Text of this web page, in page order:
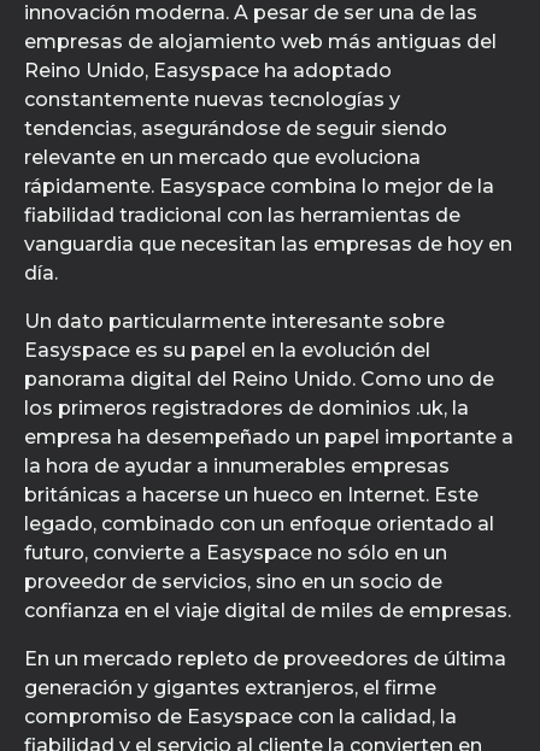
innovación moderna. A pesar de ser una de las
empresas de alojamiento web más antiguas del
Reino Unido, Easyspace ha adoptado
constantemente nuevas tecnologías y
tendencias, asegurándose de seguir siendo
relevante en un mercado que evoluciona
rápidamente. Easyspace combina lo mejor de la
fiabilidad tradicional con las herramientas de
vanguardia que necesitan las empresas de hoy en
día.
Un dato particularmente interesante sobre
Easyspace es su papel en la evolución del
panorama digital del Reino Unido. Como uno de
los primeros registradores de dominios .uk, la
empresa ha desempeñado un papel importante a
la hora de ayudar a innumerables empresas
británicas a hacerse un hueco en Internet. Este
legado, combinado con un enfoque orientado al
futuro, convierte a Easyspace no sólo en un
proveedor de servicios, sino en un socio de
confianza en el viaje digital de miles de empresas.
En un mercado repleto de proveedores de última
generación y gigantes extranjeros, el firme
compromiso de Easyspace con la calidad, la
fiabilidad y el servicio al cliente la convierten en